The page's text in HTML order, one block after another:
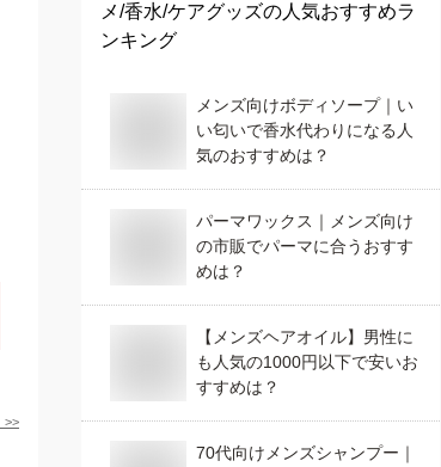
>>
メ/香水/ケアグッズの人気おすすめラ
ンキング
メンズ向けボディソープ｜い
い匂いで香水代わりになる人
気のおすすめは？
パーマワックス｜メンズ向け
の市販でパーマに合うおすす
めは？
【メンズヘアオイル】男性に
も人気の1000円以下で安いお
すすめは？
70代向けメンズシャンプー｜